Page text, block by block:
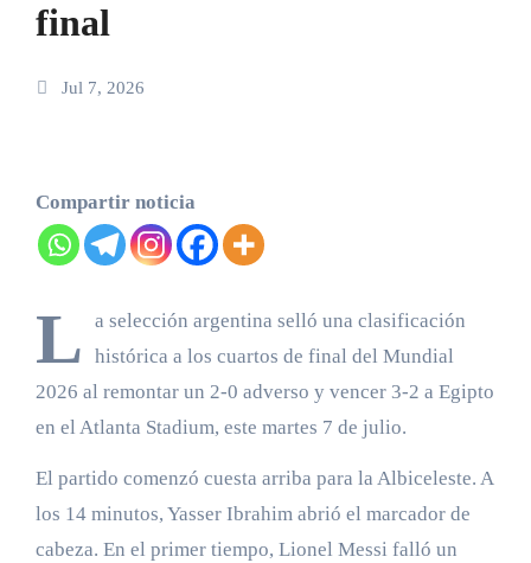
final
Jul 7, 2026
Compartir noticia
L
a selección argentina selló una clasificación
histórica a los cuartos de final del Mundial
2026 al remontar un 2-0 adverso y vencer 3-2 a Egipto
en el Atlanta Stadium, este martes 7 de julio.
El partido comenzó cuesta arriba para la Albiceleste. A
los 14 minutos, Yasser Ibrahim abrió el marcador de
cabeza. En el primer tiempo, Lionel Messi falló un